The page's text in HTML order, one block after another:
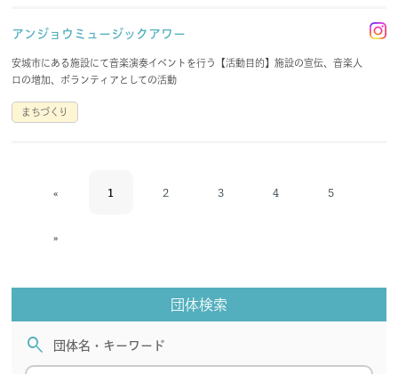
アンジョウミュージックアワー
安城市にある施設にて音楽演奏イベントを行う【活動目的】施設の宣伝、音楽人
口の増加、ボランティアとしての活動
まちづくり
« 1 2 3 4 5
»
団体検索
search 団体名・キーワード